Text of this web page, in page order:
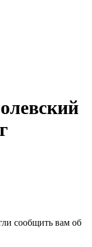
сообщить вам об